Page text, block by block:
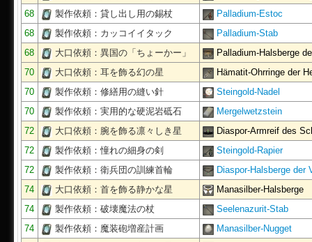
68
製作依頼：貸し出し用の錫杖
Palladium-Estoc
68
製作依頼：カッコイイタック
Palladium-Stab
68
大口依頼：異国の「ちょーかー」
Palladium-Halsberge
70
大口依頼：耳を飾る幻の星
Hämatit-Ohrringe der
70
製作依頼：修繕用の縫い針
Steingold-Nadel
70
製作依頼：実用的な硬泥岩砥石
Mergelwetzstein
72
大口依頼：腕を飾る凛々しき星
Diaspor-Armreif des
72
製作依頼：憧れの細身の剣
Steingold-Rapier
72
製作依頼：衛兵団の訓練首輪
Diaspor-Halsberge der
74
大口依頼：首を飾る静かな星
Manasilber-Halsberge
74
製作依頼：破壊魔法の杖
Seelenazurit-Stab
74
製作依頼：魔装砲増産計画
Manasilber-Nugget